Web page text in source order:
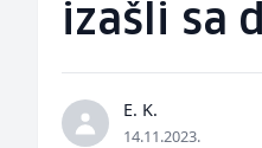
izašli sa
E. K.
14.11.2023.